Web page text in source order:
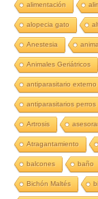
alimentación
alopecia gato
Anestesia
Animales Geriátricos
antiparasitario externo
antiparasitarios perros
Artrosis
Atragantamiento
balcones baño
Bichón Maltés